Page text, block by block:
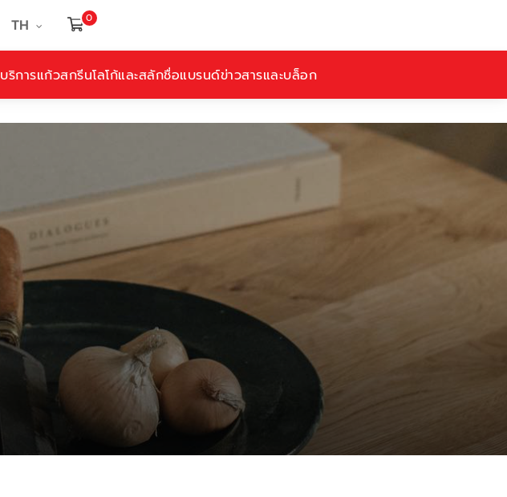
TH 0
บริการแก้วสกรีนโลโก้และสลักชื่อแบรนด์ข่าวสารและบล็อก